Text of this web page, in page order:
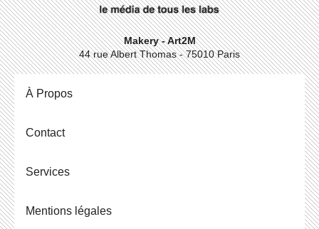
Makery - Art2M
44 rue Albert Thomas - 75010 Paris
À Propos
Contact
Ser­vices
Men­tions légales